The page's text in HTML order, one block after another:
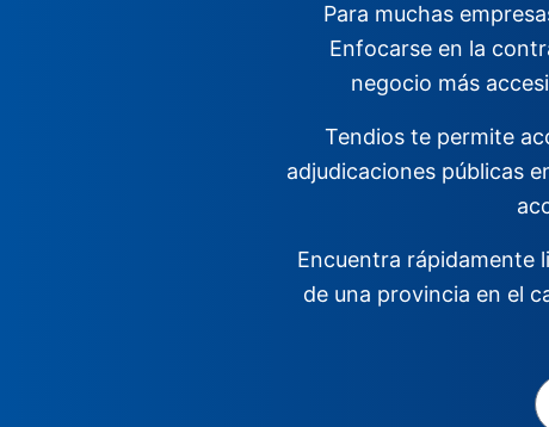
Para muchas
Enfocarse en la
negocio más
Tendios te permite
adjudicaciones públicas
Encuentra rápidamente
de una provincia en el